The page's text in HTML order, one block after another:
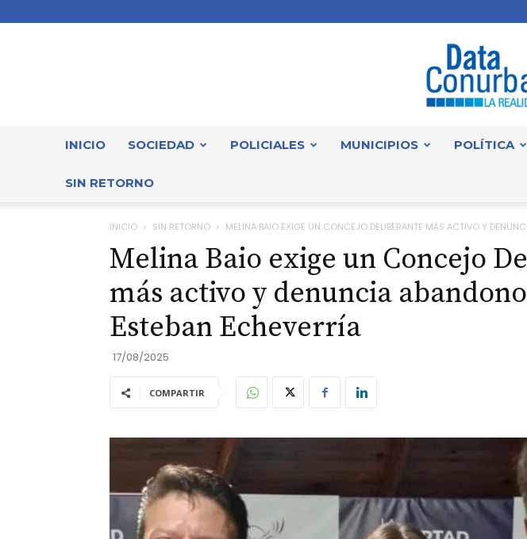
INICIO SOCIEDAD POLICIALES MUNICIPIOS POLÍTICA
SIN RETORNO
INICIO SIN RETORNO MELINA BAIO EXIGE UN CONCEJO DELIBERANTE MÁS ACTIVO Y
Melina Baio exige un Concejo
más activo y denuncia
Esteban Echeverría
17/08/2025
COMPARTIR